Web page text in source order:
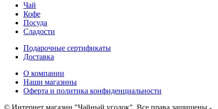
Чай
Кофе
Посуда
Сладости
Подарочные сертификаты
Доставка
О компании
Наши магазины
Оферта и политика конфиденциальности
© Интернет магазин "Чайный уголок". Все права защищены -